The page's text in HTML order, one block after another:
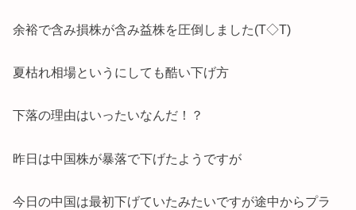
余裕で含み損株が含み益株を圧倒しました(T◇T)
夏枯れ相場というにしても酷い下げ方
下落の理由はいったいなんだ！？
昨日は中国株が暴落で下げたようですが
今日の中国は最初下げていたみたいですが途中からプラ